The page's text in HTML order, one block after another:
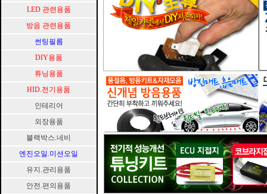
LED 관련용품
방음 관련용품
썬팅필름
DIY용품
튜닝용품
HID.전기용품
인테리어
외장용품
블랙박스.네비
엔진오일.미션오일
유지.관리용품
안전.편의용품